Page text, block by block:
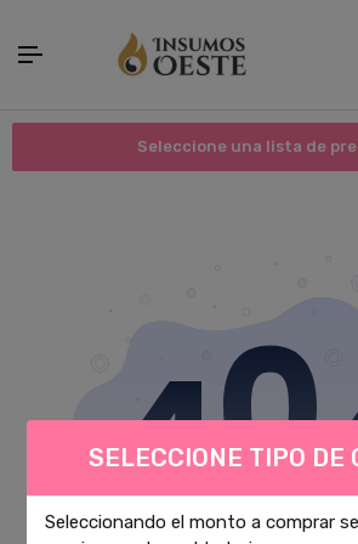
Seleccione una lista de
SELECCIONE TIPO DE
Seleccionando el monto a comprar